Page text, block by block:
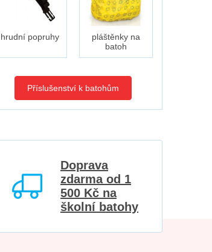
hrudní popruhy
pláštěnky na
batoh
Příslušenství k batohům
Doprava
zdarma od 1
500 Kč na
školní batohy